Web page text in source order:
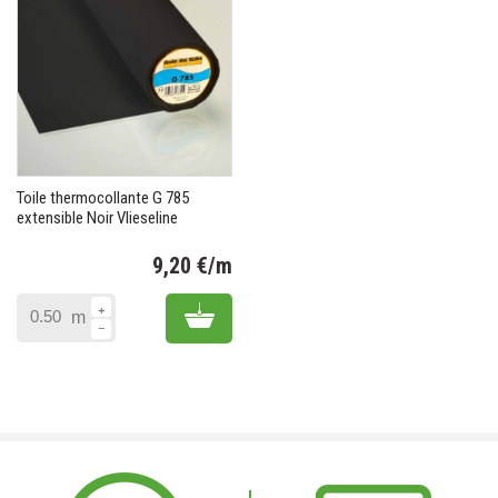
Toile thermocollante G 785
extensible Noir Vlieseline
9,20 €/m
m Add to cart